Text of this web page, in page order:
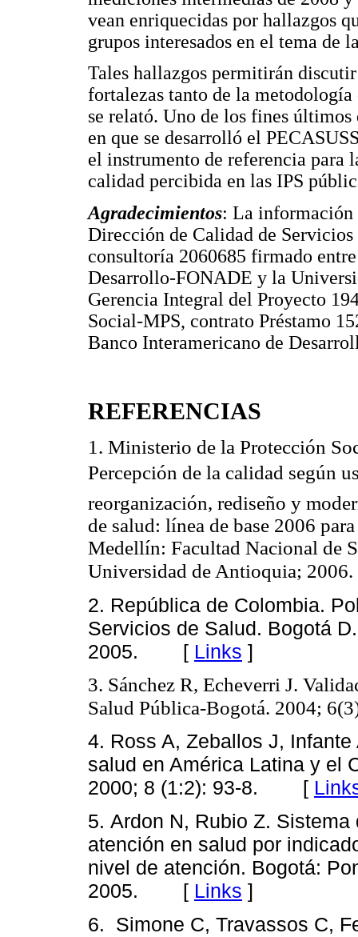
vean enriquecidas por hallazgos
grupos interesados en el tema de
Tales hallazgos permitirán
fortalezas tanto de la
se relató. Uno de los fines
en que se desarrolló el
el instrumento de referencia para
calidad percibida en las IPS
Agradecimientos: La información
Dirección de Calidad de
consultoría 2060685 firmado
Desarrollo-FONADE y la
Gerencia Integral del Proyecto
Social-MPS, contrato Préstamo
Banco Interamericano de
REFERENCIAS
1. Ministerio de la Protección
Percepción de la calidad según
reorganización, rediseño y
de salud: línea de base 2006
Medellín: Facultad Nacional de
Universidad de Antioquia;
2. República de Colombia.
Servicios de Salud. Bogotá
2005. [ Links ]
3. Sánchez R, Echeverri J.
Salud Pública-Bogotá. 2004;
4. Ross A, Zeballos J,
salud en América Latina y el
2000; 8 (1:2): 93-8. [
5. Ardon N, Rubio Z.
atención en salud por
nivel de atención. Bogotá:
2005. [ Links ]
6. Simone C, Travassos C,